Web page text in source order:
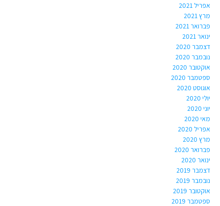
אפריל 2021
מרץ 2021
פברואר 2021
ינואר 2021
דצמבר 2020
נובמבר 2020
אוקטובר 2020
ספטמבר 2020
אוגוסט 2020
יולי 2020
יוני 2020
מאי 2020
אפריל 2020
מרץ 2020
פברואר 2020
ינואר 2020
דצמבר 2019
נובמבר 2019
אוקטובר 2019
ספטמבר 2019